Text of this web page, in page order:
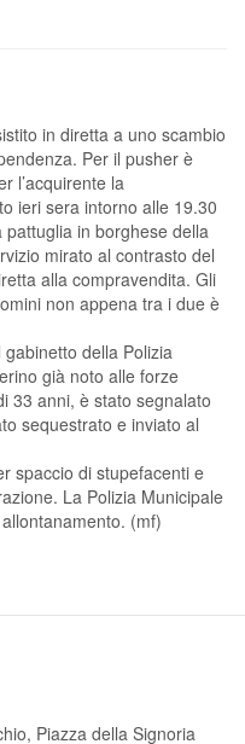
in diretta a uno scambio
Per il pusher è
l’acquirente la
ieri sera intorno alle 19.30
in borghese della
mirato al contrasto del
alla compravendita. Gli
non appena tra i due è
della Polizia
già noto alle forze
33 anni, è stato segnalato
sequestrato e inviato al
spaccio di stupefacenti e
La Polizia Municipale
(mf)
Piazza della Signoria